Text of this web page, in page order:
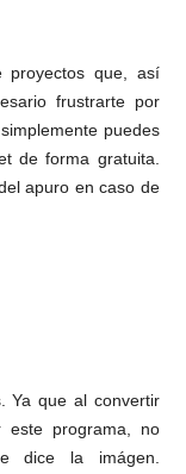
proyectos que, así
frustrarte por
puedes
de forma gratuita.
apuro en caso de
Ya que al convertir
este programa, no
dice la imágen.